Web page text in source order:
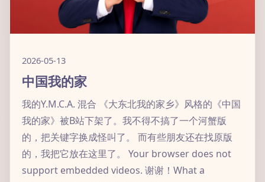
2026-05-13
中国我的家
我的Y.M.C.A. 混合 《大东北我的家乡》风格的《中国
我的家》被B站下架了。我不得不搞了一个河蟹版
的，把关键字换成怪叫了。 而有些朋友还在找原版
的，我把它放在这里了。 Your browser does not
support embedded videos. 谢谢！What a